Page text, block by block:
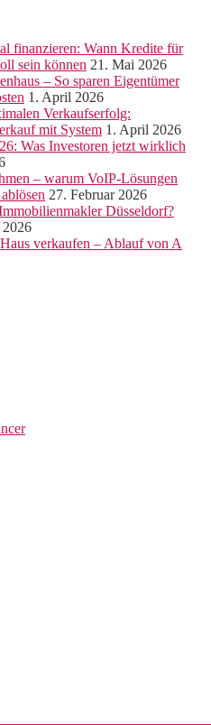
finanzieren: Wann Kredite für
sein können 21. Mai 2026
– So sparen Eigentümer
1. April 2026
Verkaufserfolg:
mit System 1. April 2026
Was Investoren jetzt wirklich
– warum VoIP-Lösungen
27. Februar 2026
Düsseldorf?
2026
verkaufen – Ablauf von A